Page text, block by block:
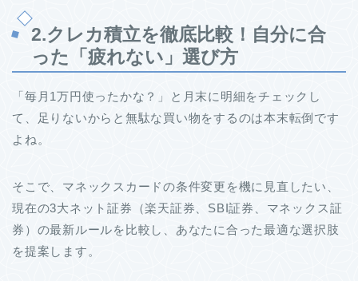
2.クレカ積立を徹底比較！自分に合
った「疲れない」選び方
「毎月1万円使ったかな？」と月末に明細をチェックし
て、足りないからと無駄な買い物をするのは本末転倒です
よね。
そこで、マネックスカードの条件変更を機に見直したい、
現在の3大ネット証券（楽天証券、SBI証券、マネックス証
券）の最新ルールを比較し、あなたに合った最適な選択肢
を提案します。